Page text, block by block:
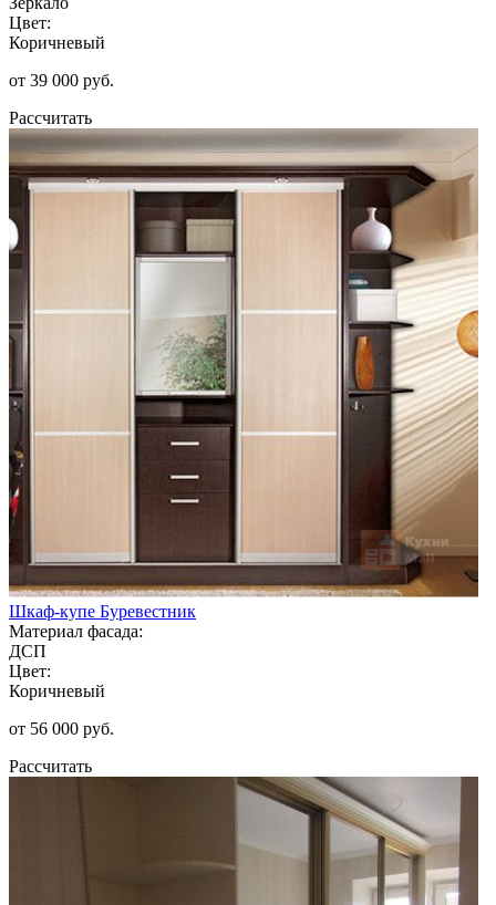
Цвет:
Коричневый
от 39 000 руб.
Рассчитать
Шкаф-купе Буревестник
Материал фасада:
ДСП
Цвет:
Коричневый
от 56 000 руб.
Рассчитать